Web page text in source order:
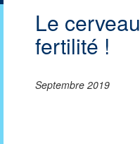
Le
fertilité !
Septembre 2019